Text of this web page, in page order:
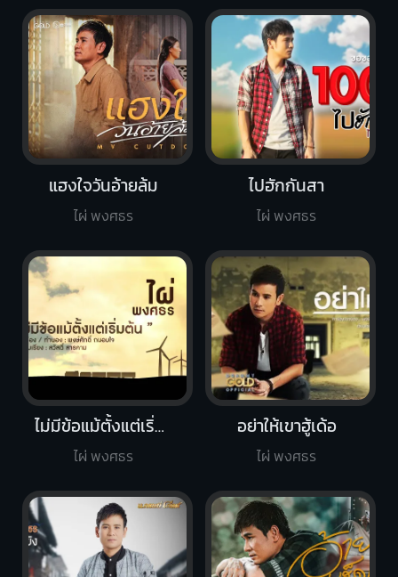
อย่าให้เขาฮู้เด้อ
ไผ่ พงศธร
ไปฮักกันสา
ไผ่ พงศธร
ไม่มีข้อแม้ตั้งแต่เริ่มต้น
ไผ่ พงศธร
แฮงใจวันอ้ายล้ม
ไผ่ พงศธร